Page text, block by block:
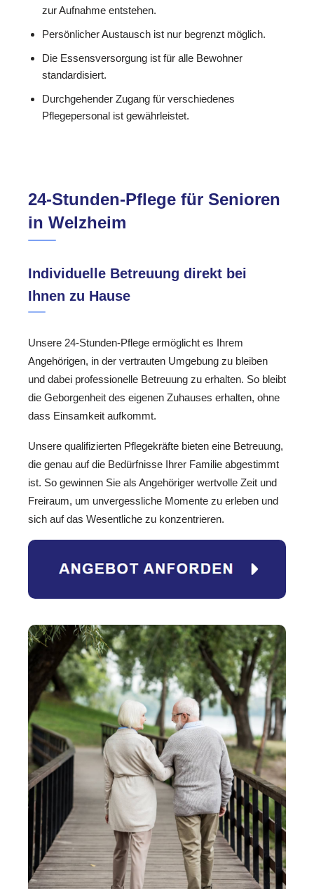
zur Aufnahme entstehen.
Persönlicher Austausch ist nur begrenzt möglich.
Die Essensversorgung ist für alle Bewohner
standardisiert.
Durchgehender Zugang für verschiedenes
Pflegepersonal ist gewährleistet.
24-Stunden-Pflege für Senioren
in Welzheim
Individuelle Betreuung direkt bei
Ihnen zu Hause
Unsere 24-Stunden-Pflege ermöglicht es Ihrem
Angehörigen, in der vertrauten Umgebung zu bleiben
und dabei professionelle Betreuung zu erhalten. So bleibt
die Geborgenheit des eigenen Zuhauses erhalten, ohne
dass Einsamkeit aufkommt.
Unsere qualifizierten Pflegekräfte bieten eine Betreuung,
die genau auf die Bedürfnisse Ihrer Familie abgestimmt
ist. So gewinnen Sie als Angehöriger wertvolle Zeit und
Freiraum, um unvergessliche Momente zu erleben und
sich auf das Wesentliche zu konzentrieren.